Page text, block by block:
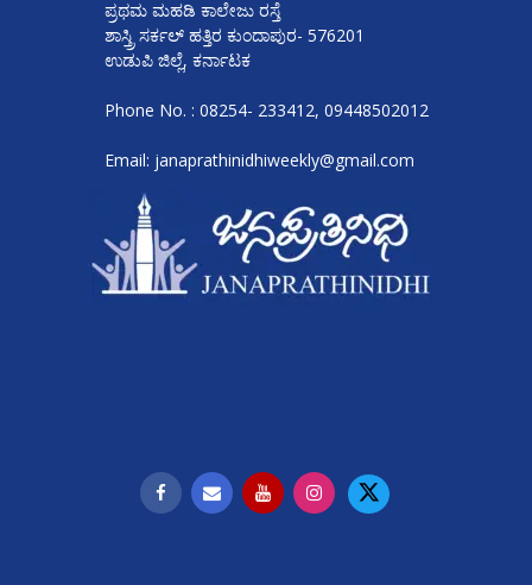
ಪ್ರಥಮ ಮಹಡಿ ಕಾಲೇಜು ರಸ್ತೆ
ಶಾಸ್ತ್ರಿ ಸರ್ಕಲ್ ಹತ್ತಿರ ಕುಂದಾಪುರ- 576201
ಉಡುಪಿ ಜಿಲ್ಲೆ, ಕರ್ನಾಟಕ
Phone No. : 08254- 233412, 09448502012
Email: janaprathinidhiweekly@gmail.com